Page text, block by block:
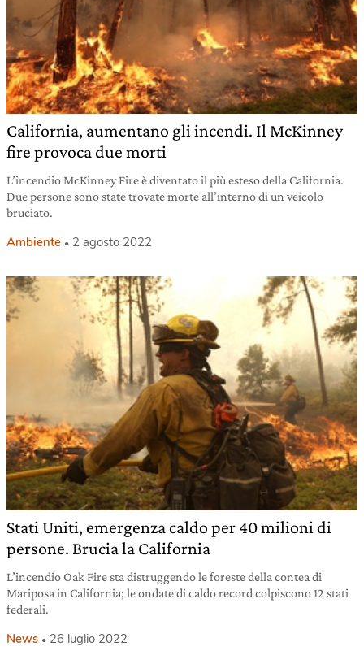
California, aumentano gli incendi. Il McKinney
fire provoca due morti
L’incendio McKinney Fire è diventato il più esteso della California.
Due persone sono state trovate morte all’interno di un veicolo
bruciato.
Ambiente 2 agosto 2022
Stati Uniti, emergenza caldo per 40 milioni di
persone. Brucia la California
L’incendio Oak Fire sta distruggendo le foreste della contea di
Mariposa in California; le ondate di caldo record colpiscono 12 stati
federali.
News 26 luglio 2022